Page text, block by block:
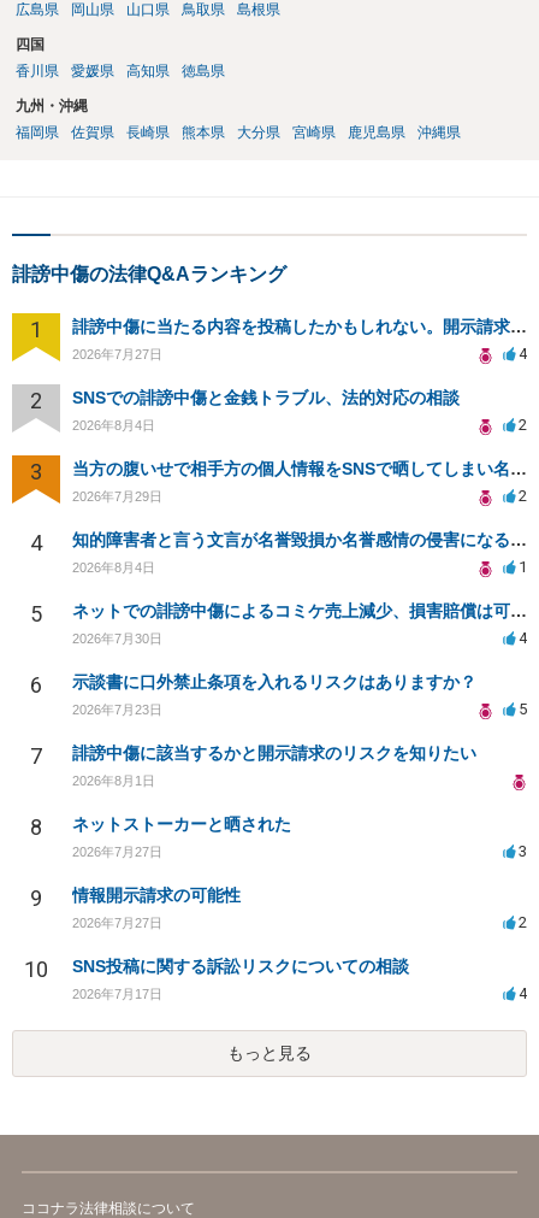
広島県
岡山県 山口県 鳥取県 島根県
四国
香川県
愛媛県 高知県 徳島県
九州・沖縄
福岡県
佐賀県 長崎県 熊本県 大分県 宮崎県 鹿児島県 沖縄県
誹謗中傷の法律Q&Aランキング
1 誹謗中傷に当たる内容を投稿したかもしれない。開示請求や民事刑事裁判に発展しうるのか教えて欲しい。
2026年7月27日 4
2 SNSでの誹謗中傷と金銭トラブル、法的対応の相談
2026年8月4日 2
3 当方の腹いせで相手方の個人情報をSNSで晒してしまい名誉毀損させてしまったかもしれない
2026年7月29日 2
4 知的障害者と言う文言が名誉毀損か名誉感情の侵害になるか教えてほしい。
2026年8月4日 1
5 ネットでの誹謗中傷によるコミケ売上減少、損害賠償は可能か？
2026年7月30日 4
6 示談書に口外禁止条項を入れるリスクはありますか？
2026年7月23日 5
7 誹謗中傷に該当するかと開示請求のリスクを知りたい
2026年8月1日
8 ネットストーカーと晒された
2026年7月27日 3
9 情報開示請求の可能性
2026年7月27日 2
10 SNS投稿に関する訴訟リスクについての相談
2026年7月17日 4
もっと見る
ココナラ法律相談について